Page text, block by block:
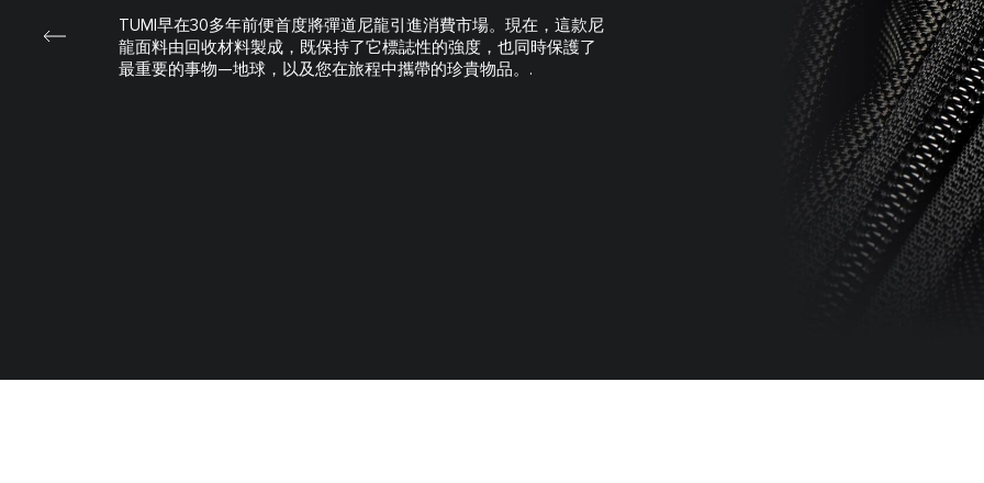
TUMI早在30多年前便首度將彈道尼龍引進消費市場。現在，這款尼
龍面料由回收材料製成，既保持了它標誌性的強度，也同時保護了
最重要的事物—地球，以及您在旅程中攜帶的珍貴物品。.